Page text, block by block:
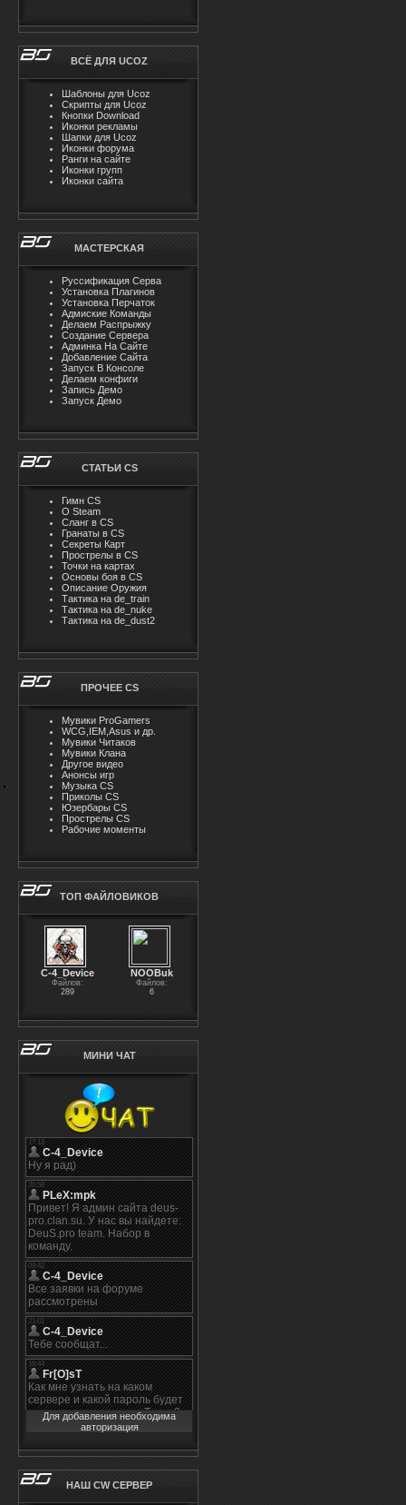
ВСЁ ДЛЯ UCOZ
Шаблоны для Ucoz
Скрипты для Ucoz
Кнопки Download
Иконки рекламы
Шапки для Ucoz
Иконки форума
Ранги на сайте
Иконки групп
Иконки сайта
МАСТЕРСКАЯ
Руссификация Серва
Установка Плагинов
Установка Перчаток
Адмиские Команды
Делаем Распрыжку
Создание Сервера
Админка На Сайте
Добавление Сайта
Запуск В Консоле
Делаем конфиги
Запись Демо
Запуск Демо
СТАТЬИ CS
Гимн CS
О Steam
Cлaнг в CS
Гранаты в CS
Секреты Карт
Прострелы в CS
Точки на картах
Основы боя в CS
Описание Оружия
Тактика на de_train
Тактика на de_nuke
Тактика на de_dust2
ПРОЧЕЕ CS
Мувики ProGamers
WCG,IEM,Asus и др.
Мувики Читаков
Мувики Клана
Другое видео
Анонсы игр
Музыка CS
Приколы CS
Юзербары CS
Прострелы CS
Рабочие моменты
ТОП ФАЙЛОВИКОВ
С-4_Device
Файлов:
289
NOOBuk
Файлов:
6
МИНИ ЧАТ
Для добавления необходима
авторизация
НАШ CW СЕРВЕР